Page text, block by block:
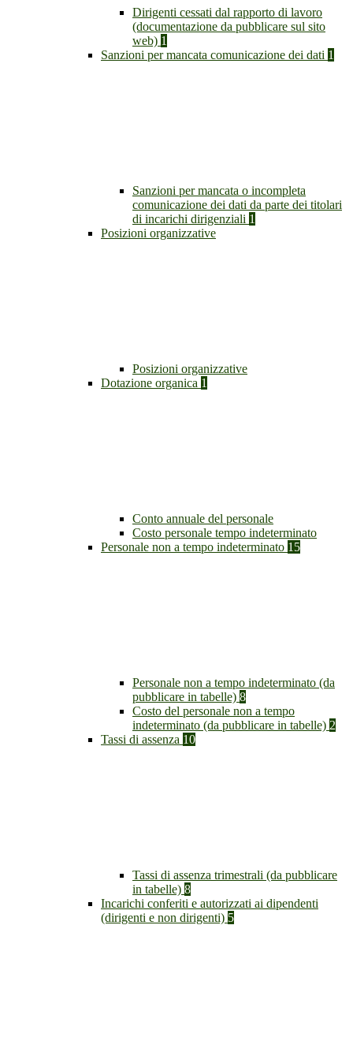
Dirigenti cessati dal rapporto di lavoro
(documentazione da pubblicare sul sito
web) 1
Sanzioni per mancata comunicazione dei dati 1
Sanzioni per mancata o incompleta
comunicazione dei dati da parte dei titolari
di incarichi dirigenziali 1
Posizioni organizzative
Posizioni organizzative
Dotazione organica 1
Conto annuale del personale
Costo personale tempo indeterminato
Personale non a tempo indeterminato 15
Personale non a tempo indeterminato (da
pubblicare in tabelle) 8
Costo del personale non a tempo
indeterminato (da pubblicare in tabelle) 2
Tassi di assenza 10
Tassi di assenza trimestrali (da pubblicare
in tabelle) 8
Incarichi conferiti e autorizzati ai dipendenti
(dirigenti e non dirigenti) 5